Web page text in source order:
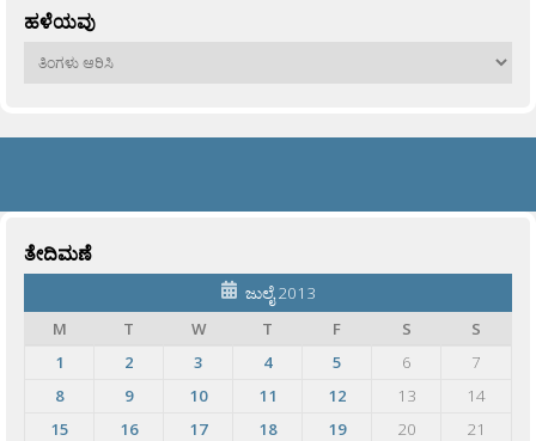
ಹಳೆಯವು
ಹಳೆಯವು
ತೇದಿಮಣೆ
ಜುಲೈ 2013
M
T W T F S
S
1
2 3 4 5 6
7
8
9 10 11 12 13
14
15
16 17 18 19 20
21